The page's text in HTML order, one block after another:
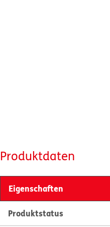
Produktdaten
Eigenschaften
Produktstatus